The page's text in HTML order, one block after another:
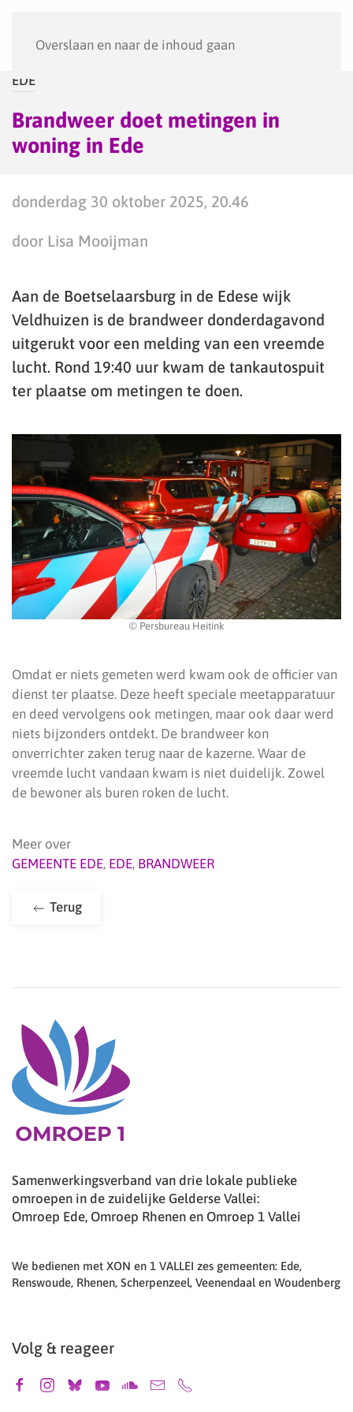
Overslaan en naar de inhoud gaan
EDE
Brandweer doet metingen in
woning in Ede
donderdag 30 oktober 2025, 20.46
door Lisa Mooijman
Aan de Boetselaarsburg in de Edese wijk
Veldhuizen is de brandweer donderdagavond
uitgerukt voor een melding van een vreemde
lucht. Rond 19:40 uur kwam de tankautospuit
ter plaatse om metingen te doen.
© Persbureau Heitink
Omdat er niets gemeten werd kwam ook de officier van
dienst ter plaatse. Deze heeft speciale meetapparatuur
en deed vervolgens ook metingen, maar ook daar werd
niets bijzonders ontdekt. De brandweer kon
onverrichter zaken terug naar de kazerne. Waar de
vreemde lucht vandaan kwam is niet duidelijk. Zowel
de bewoner als buren roken de lucht.
Meer over
GEMEENTE EDE, EDE, BRANDWEER
Terug
Samenwerkingsverband van drie lokale publieke
omroepen in de zuidelijke Gelderse Vallei:
Omroep Ede, Omroep Rhenen en Omroep 1 Vallei
We bedienen met XON en 1 VALLEI zes gemeenten: Ede,
Renswoude, Rhenen, Scherpenzeel, Veenendaal en Woudenberg
Volg & reageer